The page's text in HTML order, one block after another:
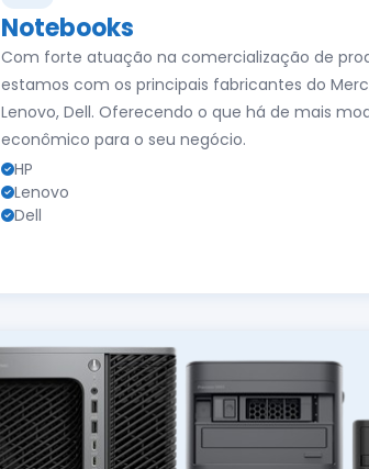
Notebooks
Com forte atuação na comercialização de
estamos com os principais fabricantes do
Lenovo, Dell. Oferecendo o que há de mais
econômico para o seu negócio.
HP
Lenovo
Dell